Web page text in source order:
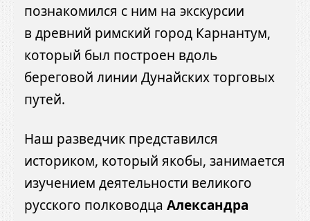
познакомился с ним на экскурсии
в древний римский город Карнантум,
который был построен вдоль
береговой линии Дунайских торговых
путей.
Наш разведчик представился
историком, который якобы, занимается
изучением деятельности великого
русского полководца Александра